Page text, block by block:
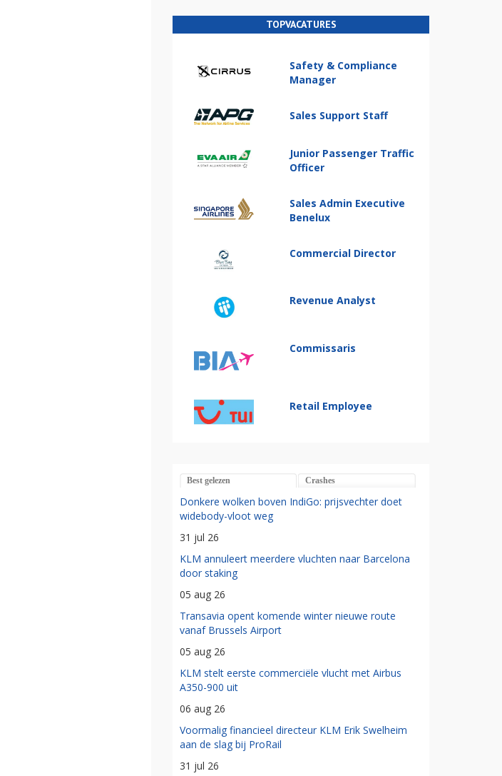
TOPVACATURES
Safety & Compliance
Manager
Sales Support Staff
Junior Passenger Traffic
Officer
Sales Admin Executive
Benelux
Commercial Director
Revenue Analyst
Commissaris
Retail Employee
Best gelezen Crashes
Donkere wolken boven IndiGo: prijsvechter doet
widebody-vloot weg
31 jul 26
KLM annuleert meerdere vluchten naar Barcelona
door staking
05 aug 26
Transavia opent komende winter nieuwe route
vanaf Brussels Airport
05 aug 26
KLM stelt eerste commerciële vlucht met Airbus
A350-900 uit
06 aug 26
Voormalig financieel directeur KLM Erik Swelheim
aan de slag bij ProRail
31 jul 26